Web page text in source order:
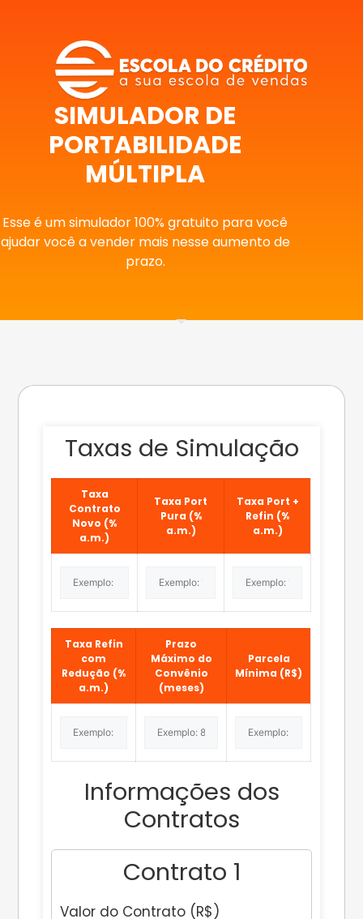
SIMULADOR DE
PORTABILIDADE
MÚLTIPLA
Esse é um simulador 100% gratuito para você
ajudar você a vender mais nesse aumento de
prazo.
Taxas de Simulação
Taxa
Contrato
Novo (%
a.m.)
Taxa Port
Pura (%
a.m.)
Taxa Port +
Refin (%
a.m.)
Taxa Refin
com
Redução (%
a.m.)
Prazo
Máximo do
Convênio
(meses)
Parcela
Mínima (R$)
Informações dos
Contratos
Contrato 1
Valor do Contrato (R$)